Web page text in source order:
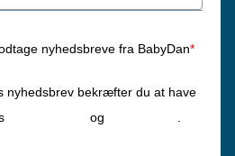
nyhedsbreve fra BabyDan*
nyhedsbrev bekræfter du at have
og